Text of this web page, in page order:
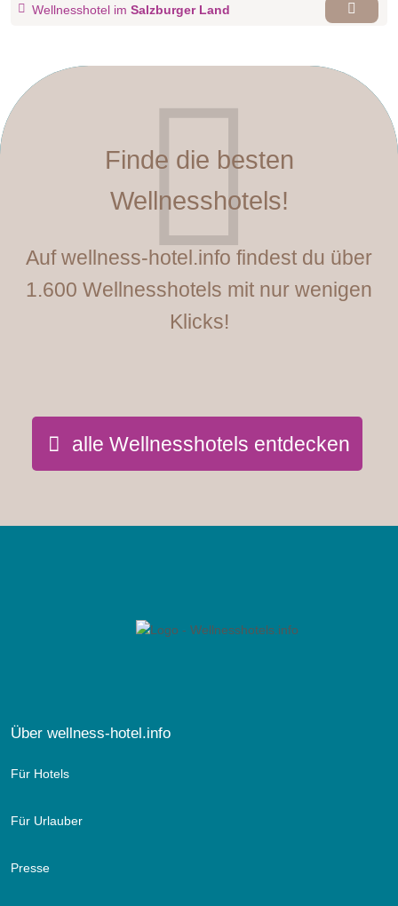
Wellnesshotel im Salzburger Land
Finde die besten
Wellnesshotels!
Auf wellness-hotel.info findest du über
1.600 Wellnesshotels mit nur wenigen
Klicks!
alle Wellnesshotels entdecken
Über wellness-hotel.info
Für Hotels
Für Urlauber
Presse